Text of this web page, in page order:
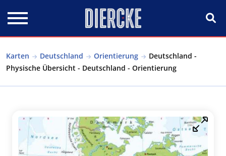
Karten Deutschland Orientierung
Deutschland -
Physische Übersicht - Deutschland - Orientierung